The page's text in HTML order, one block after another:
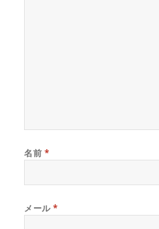
名前 *
メール*